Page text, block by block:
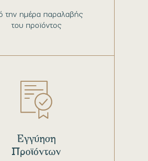
την ημέρα παραλαβής
του προϊόντος
Εγγύηση
Προϊόντων